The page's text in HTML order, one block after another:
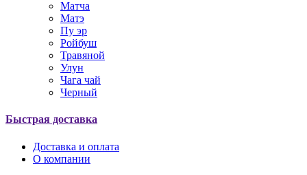
Матча
Матэ
Пу эр
Ройбуш
Травяной
Улун
Чага чай
Черный
Быстрая доставка
Доставка и оплата
О компании